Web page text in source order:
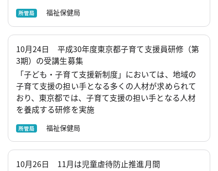
所管局 福祉保健局
10月24日 平成30年度東京都子育て支援員研修（第
3期）の受講生募集
「子ども・子育て支援新制度」においては、地域の
子育て支援の担い手となる多くの人材が求められて
おり、東京都では、子育て支援の担い手となる人材
を養成する研修を実施
所管局 福祉保健局
10月26日 11月は児童虐待防止推進月間